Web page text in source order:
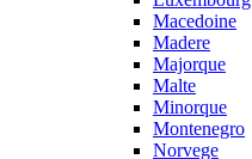
Macedoine
Madere
Majorque
Malte
Minorque
Montenegro
Norvege